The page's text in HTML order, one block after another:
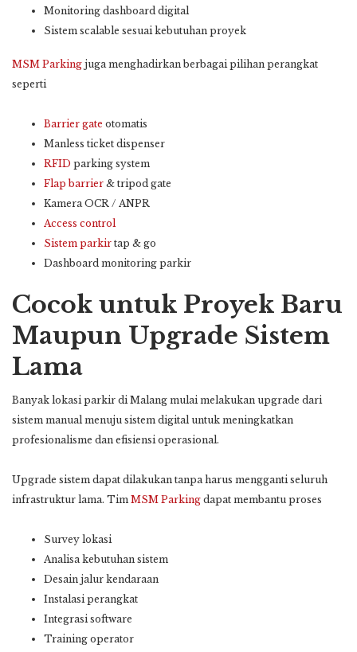
Monitoring dashboard digital
Sistem scalable sesuai kebutuhan proyek
MSM Parking juga menghadirkan berbagai pilihan perangkat
seperti
Barrier gate otomatis
Manless ticket dispenser
RFID parking system
Flap barrier & tripod gate
Kamera OCR / ANPR
Access control
Sistem parkir tap & go
Dashboard monitoring parkir
Cocok untuk Proyek Baru
Maupun Upgrade Sistem
Lama
Banyak lokasi parkir di Malang mulai melakukan upgrade dari
sistem manual menuju sistem digital untuk meningkatkan
profesionalisme dan efisiensi operasional.
Upgrade sistem dapat dilakukan tanpa harus mengganti seluruh
infrastruktur lama. Tim MSM Parking dapat membantu proses
Survey lokasi
Analisa kebutuhan sistem
Desain jalur kendaraan
Instalasi perangkat
Integrasi software
Training operator